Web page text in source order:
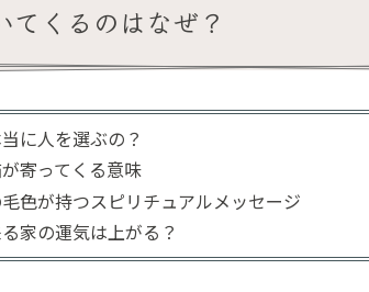
てくるのはなぜ？
に人を選ぶの？
寄ってくる意味
色が持つスピリチュアルメッセージ
家の運気は上がる？